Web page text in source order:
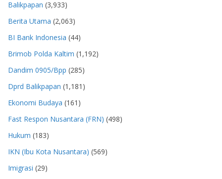
Balikpapan (3,933)
Berita Utama (2,063)
BI Bank Indonesia (44)
Brimob Polda Kaltim (1,192)
Dandim 0905/Bpp (285)
Dprd Balikpapan (1,181)
Ekonomi Budaya (161)
Fast Respon Nusantara (FRN) (498)
Hukum (183)
IKN (Ibu Kota Nusantara) (569)
Imigrasi (29)